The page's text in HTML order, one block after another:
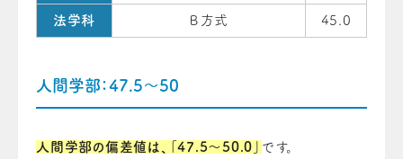
法学科 Ｂ方式 45.0
人間学部：47.5～50
人間学部の偏差値は、「47.5〜50.0」 です。